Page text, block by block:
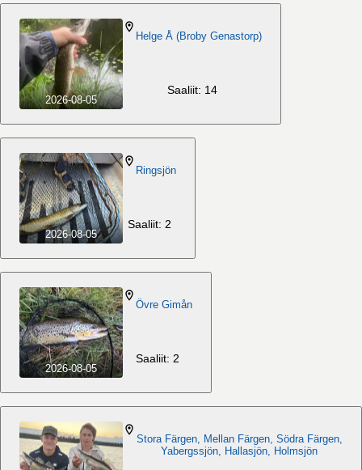
2026-08-05
Helge Å (Broby Genastorp)
Saaliit: 14
2026-08-05
Ringsjön
Saaliit: 2
2026-08-05
Övre Gimån
Saaliit: 2
Stora Färgen, Mellan Färgen, Södra Färgen,
Yabergssjön, Hallasjön, Holmsjön